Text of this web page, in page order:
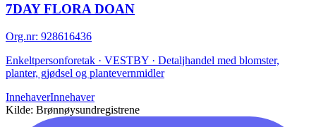
7DAY FLORA DOAN
Org.nr: 928616436
Enkeltpersonforetak · VESTBY · Detaljhandel med blomster,
planter, gjødsel og plantevernmidler
InnehaverInnehaver
Kilde: Brønnøysundregistrene